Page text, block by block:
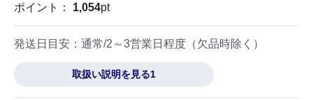
ポイント： 1,054pt
発送日目安： 通常/2～3営業日程度（欠品時除く）
取扱い説明を見る1